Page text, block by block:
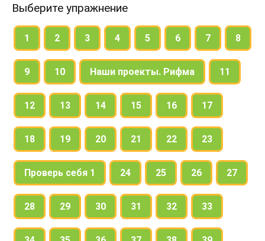
Выберите упражнение
1 2 3 4 5 6 7 8
9 10 Наши проекты. Рифма 11
12 13 14 15 16 17
18 19 20 21 22 23
Проверь себя 1 24 25 26 27
28 29 30 31 32 33